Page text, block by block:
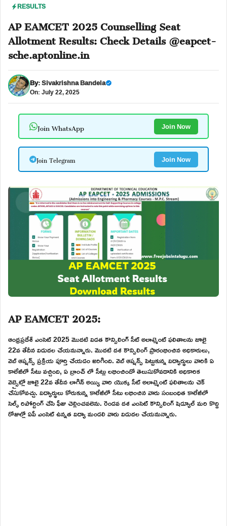
RESULTS
AP EAMCET 2025 Counselling Seat
Allotment Results: Check Details @eapcet-
sche.aptonline.in
By:Sivakrishna Bandela
On: July 22, 2025
Join WhatsApp Join Now
Join Telegram Join Now
AP EAMCET 2025:
ఆంధ్రప్రదేశ్ ఎంసెట్ 2025 మొదటి విడత కౌన్సిలింగ్ సీట్ అలాట్మెంట్ ఫలితాలను జూలై
22వ తేదీన విడుదల చేయనున్నారు. మొదటి దశ కౌన్సిలింగ్ ప్రారంభించిన అధికారులు,
వెబ్ ఆప్షన్స్ ప్రక్రియ పూర్తి చేయడం జరిగింది. వెబ్ ఆప్షన్స్ పెట్టుకున్న విద్యార్థులు వారికి ఏ
కాలేజీలో సీటు వచ్చింది, ఏ బ్రాంచ్ లో సీట్లు లభించిందో తెలుసుకోవడానికి అధికారిక
వెబ్సైట్లో జూలై 22వ తేదీన లాగిన్ అయ్యి వారి యొక్క సీట్ అలాట్మెంట్ ఫలితాలను చెక్
చేసుకోవచ్చు. విద్యార్థులు కోరుకున్న కాలేజీలో సీటు లభించిన వారు సంబంధిత కాలేజీలో
సెల్ఫ్ రిపోర్టింగ్ చేసి ఫీజు చెల్లించవలెను. రెండవ దశ ఎంసెట్ కౌన్సిలింగ్ షెడ్యూల్ మరి కొద్ది
రోజుల్లో ఏపీ ఎంసెట్ ఉన్నత విద్యా మండలి వారు విడుదల చేయనున్నారు.